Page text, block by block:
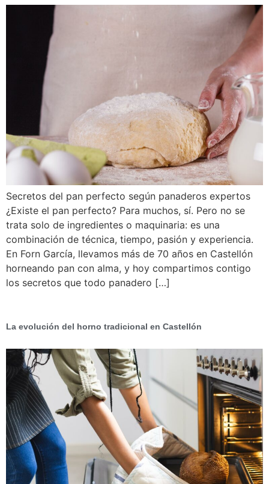
Secretos del pan perfecto según panaderos expertos
¿Existe el pan perfecto? Para muchos, sí. Pero no se
trata solo de ingredientes o maquinaria: es una
combinación de técnica, tiempo, pasión y experiencia.
En Forn García, llevamos más de 70 años en Castellón
horneando pan con alma, y hoy compartimos contigo
los secretos que todo panadero […]
La evolución del horno tradicional en Castellón